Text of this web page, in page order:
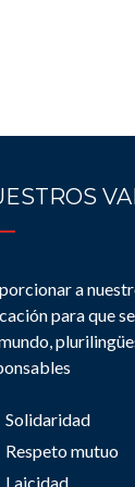
a
para que
Solidaridad
Respeto mutuo
Laicidad